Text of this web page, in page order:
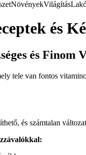
NövényekVilágítás
és
és Finom
tele van fontos
és számtalan